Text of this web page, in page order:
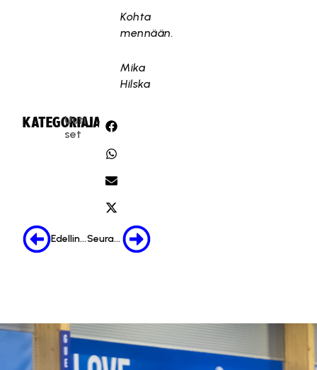
Kohta
mennään.
Mika
Hilska
KATEGORIA:
Uuti
set
JAA:
Edellinen Seuraava